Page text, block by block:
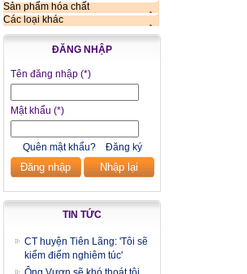
Sản phẩm hóa chất
Các loại khác
ĐĂNG NHẬP
Tên đăng nhập (*)
Mật khẩu (*)
Quên mật khẩu? Đăng ký
Đăng nhập Nhập lại
TIN TỨC
CT huyện Tiên Lãng: 'Tôi sẽ
kiểm điểm nghiêm túc'